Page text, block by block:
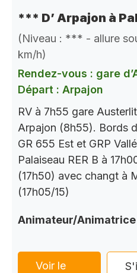
*** D’ Arpajon à
(Niveau : *** - allure
km/h)
Rendez-vous : gare
Départ : Arpajon
RV à 7h55 gare
Arpajon (8h55). Bords
GR 655 Est et GRP
Palaiseau RER B à
(17h50) avec changt à
(17h05/15)
Animateur/Animatrice
Voir le